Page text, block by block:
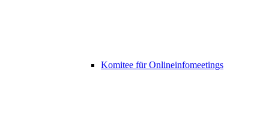
Komitee für Onlineinfomeetings